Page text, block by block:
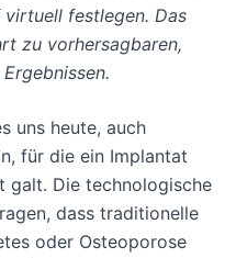
festlegen. Das
zu vorhersagbaren,
uns heute, auch
für die ein Implantat
galt. Die technologische
dass traditionelle
oder Osteoporose